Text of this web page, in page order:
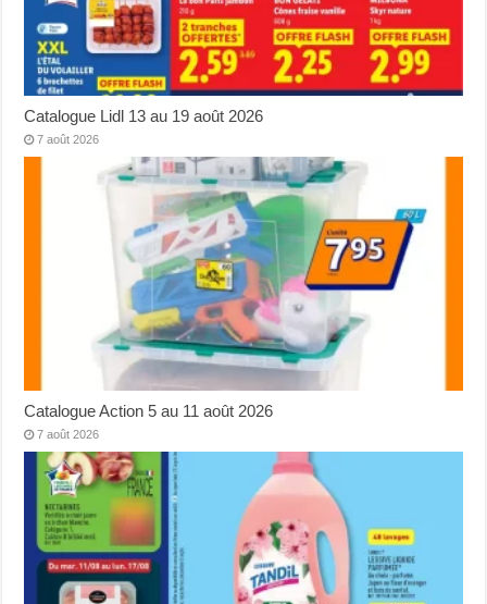
Catalogue Lidl 13 au 19 août 2026
7 août 2026
Catalogue Action 5 au 11 août 2026
7 août 2026